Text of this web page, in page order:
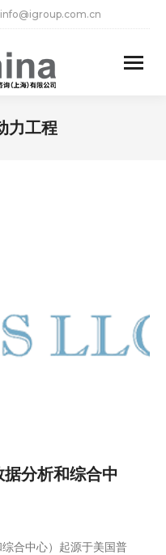
info@igroup.com.cn
力工程
分析和综合中
合中心）起源于美国普